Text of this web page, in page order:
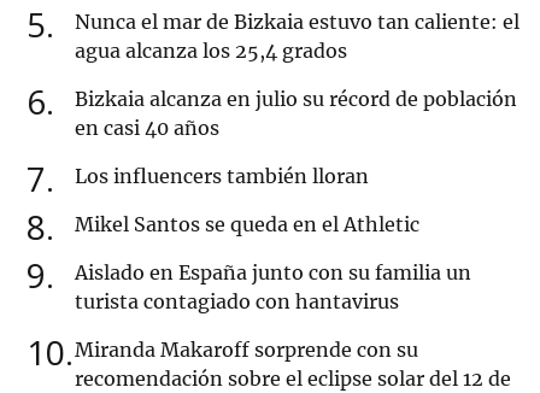
5
Nunca el mar de Bizkaia estuvo tan caliente: el
agua alcanza los 25,4 grados
6
Bizkaia alcanza en julio su récord de población
en casi 40 años
7 Los influencers también lloran
8 Mikel Santos se queda en el Athletic
9
Aislado en España junto con su familia un
turista contagiado con hantavirus
10 Miranda Makaroff sorprende con su
recomendación sobre el eclipse solar del 12 de